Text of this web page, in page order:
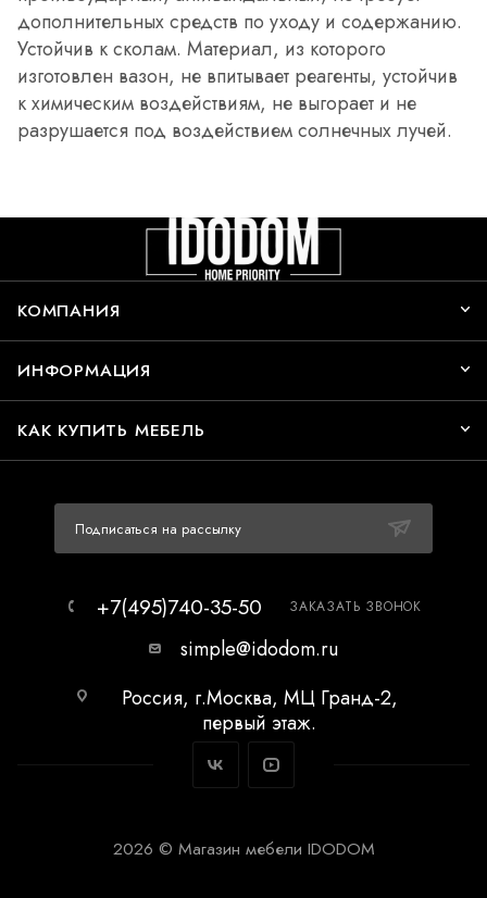
дополнительных средств по уходу и содержанию.
Устойчив к сколам. Материал, из которого
изготовлен вазон, не впитывает реагенты, устойчив
к химическим воздействиям, не выгорает и не
разрушается под воздействием солнечных лучей.
КОМПАНИЯ
ИНФОРМАЦИЯ
КАК КУПИТЬ МЕБЕЛЬ
Подписаться на рассылку
+7(495)740-35-50 ЗАКАЗАТЬ ЗВОНОК
simple@idodom.ru
Россия, г.Москва, МЦ Гранд-2,
первый этаж.
2026 © Магазин мебели IDODOM